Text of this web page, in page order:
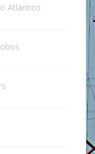
Atlántico